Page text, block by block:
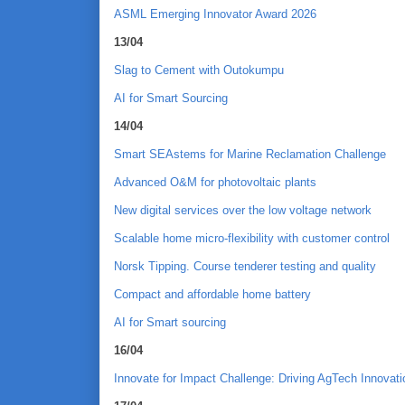
ASML Emerging Innovator Award 2026
13/04
Slag to Cement with Outokumpu
AI for Smart Sourcing
14/04
Smart SEAstems for Marine Reclamation Challenge
Advanced O&M for photovoltaic plants
New digital services over the low voltage network
Scalable home micro-flexibility with customer control
Norsk Tipping. Course tenderer testing and quality
Compact and affordable home battery
AI for Smart sourcing
16/04
Innovate for Impact Challenge: Driving AgTech